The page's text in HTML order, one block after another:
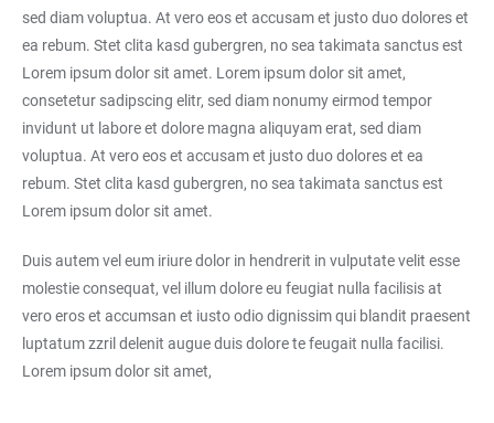
sed diam voluptua. At vero eos et accusam et justo duo dolores et
ea rebum. Stet clita kasd gubergren, no sea takimata sanctus est
Lorem ipsum dolor sit amet. Lorem ipsum dolor sit amet,
consetetur sadipscing elitr, sed diam nonumy eirmod tempor
invidunt ut labore et dolore magna aliquyam erat, sed diam
voluptua. At vero eos et accusam et justo duo dolores et ea
rebum. Stet clita kasd gubergren, no sea takimata sanctus est
Lorem ipsum dolor sit amet.
Duis autem vel eum iriure dolor in hendrerit in vulputate velit esse
molestie consequat, vel illum dolore eu feugiat nulla facilisis at
vero eros et accumsan et iusto odio dignissim qui blandit praesent
luptatum zzril delenit augue duis dolore te feugait nulla facilisi.
Lorem ipsum dolor sit amet,